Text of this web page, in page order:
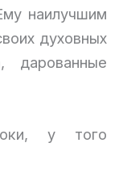
наилучшим
духовных
дарованные
у того